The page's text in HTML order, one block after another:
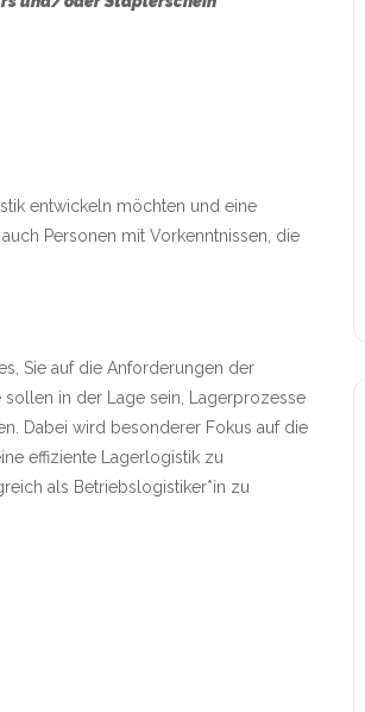
entwickeln möchten und eine
Personen mit Vorkenntnissen, die
Sie auf die Anforderungen der
sollen in der Lage sein, Lagerprozesse
Dabei wird besonderer Fokus auf die
effiziente Lagerlogistik zu
als Betriebslogistiker*in zu